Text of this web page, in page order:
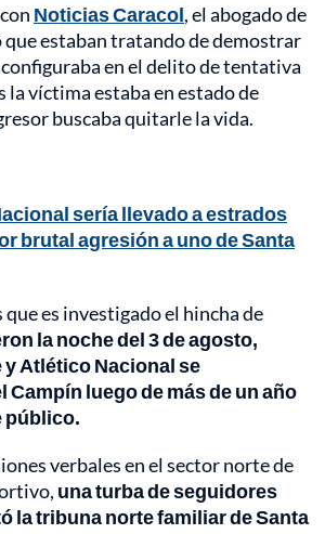
Noticias Caracol, el abogado de
que estaban tratando de demostrar
en el delito de tentativa
la víctima estaba en estado de
buscaba quitarle la vida.
sería llevado a estrados
brutal agresión a uno de Santa
que es investigado el hincha de
la noche del 3 de agosto,
y Atlético Nacional se
Campín luego de más de un año
público.
verbales en el sector norte de
una turba de seguidores
la tribuna norte familiar de Santa